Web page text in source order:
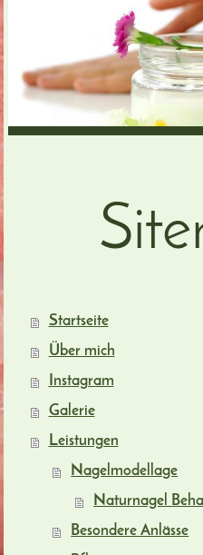
Startseite
Über mich
Instagram
Galerie
Leistungen
Nagelmodellage
Naturnagel
Besondere Anlässe